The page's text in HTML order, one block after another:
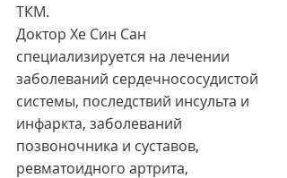
ТКМ.
Доктор Хе Син Сан
специализируется на лечении
заболеваний сердечнососудистой
системы, последствий инсульта и
инфаркта, заболеваний
позвоночника и суставов,
ревматоидного артрита,